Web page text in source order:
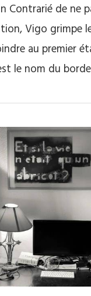
Contrarié de ne
Vigo grimpe
au premier
le nom du